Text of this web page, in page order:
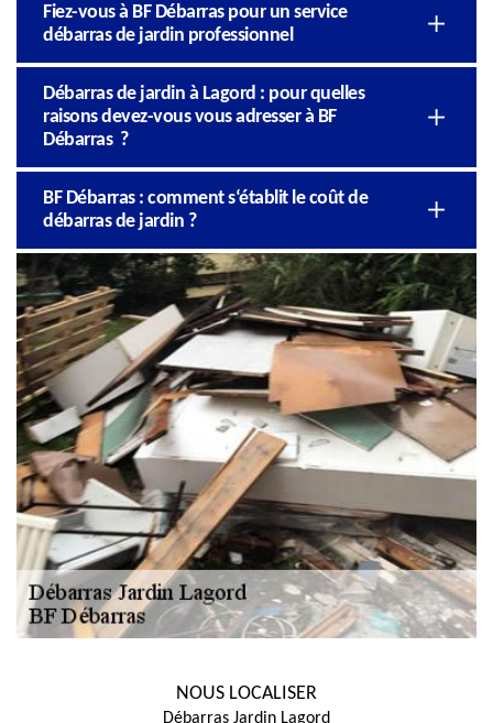
Fiez-vous à BF Débarras pour un service
débarras de jardin professionnel
Débarras de jardin à Lagord : pour quelles
raisons devez-vous vous adresser à BF
Débarras ?
BF Débarras : comment s‘établit le coût de
débarras de jardin ?
NOUS LOCALISER
Débarras Jardin Lagord